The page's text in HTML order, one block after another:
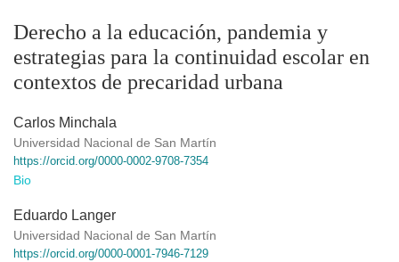
Derecho a la educación, pandemia y
estrategias para la continuidad escolar en
contextos de precaridad urbana
Carlos Minchala
Universidad Nacional de San Martín
https://orcid.org/0000-0002-9708-7354
Bio
Eduardo Langer
Universidad Nacional de San Martín
https://orcid.org/0000-0001-7946-7129